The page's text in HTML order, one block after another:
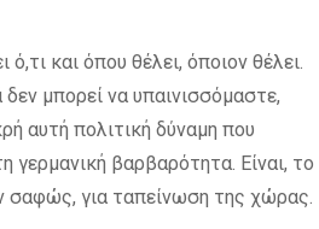
και όπου θέλει, όποιον θέλει.
μπορεί να υπαινισσόμαστε,
αυτή πολιτική δύναμη που
βαρβαρότητα. Είναι, το
σαφώς, για ταπείνωση της χώρας.